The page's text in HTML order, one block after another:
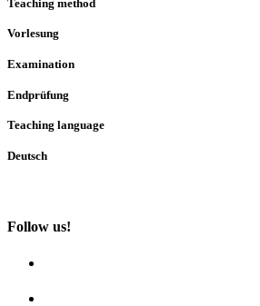
Teaching method
Vorlesung
Examination
Endprüfung
Teaching language
Deutsch
Follow us!